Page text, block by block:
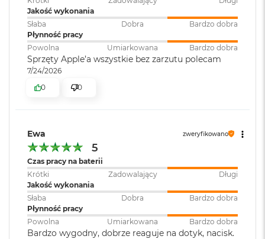
B
o
o
k
A
i
r
5
W
d
u
g
k
o
l
o
r
u
Jakość wykonania
Słaba
Dobra
Bardzo dobra
Płynność pracy
Powolna
Umiarkowana Bardzo dobra
Sprzęty Apple’a wszystkie bez zarzutu polecam
7/24/2026
0
0
Ewa zweryfikowano
5
Czas pracy na baterii
Krótki
Zadowalający
Długi
Jakość wykonania
Słaba
Dobra
Bardzo dobra
Płynność pracy
Powolna
Umiarkowana Bardzo dobra
Bardzo wygodny, dobrze reaguje na dotyk, nacisk.